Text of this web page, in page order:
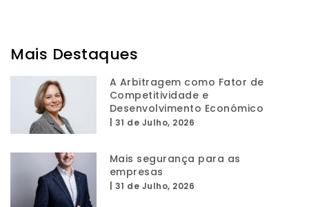
Mais Destaques
A Arbitragem como Fator de
Competitividade e
Desenvolvimento Económico
31 de Julho, 2026
Mais segurança para as
empresas
31 de Julho, 2026